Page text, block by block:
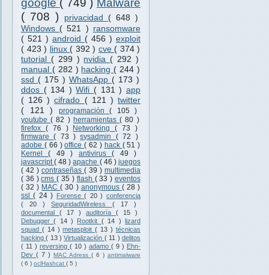
google ( 749 ) Malware
( 708 )
privacidad ( 648 )
Windows ( 521 ) ransomware
( 521 ) android ( 456 ) exploit
( 423 ) linux ( 392 ) cve ( 374 )
tutorial ( 299 ) nvidia ( 292 )
manual ( 282 ) hacking ( 244 )
ssd ( 175 ) WhatsApp ( 173 )
ddos ( 134 )Wifi ( 131 ) app
( 126 )cifrado ( 121 )twitter
( 121 ) programación( 105 )
youtube( 82 ) herramientas( 80 )
firefox ( 76 ) Networking( 73 )
firmware( 73 )sysadmin ( 72 )
adobe ( 66 )office( 62 ) hack ( 51 )
Kernel( 49 ) antivirus( 49 )
javascript( 48 )apache ( 46 ) juegos
( 42 ) contraseñas ( 39 ) multimedia
( 36 )cms( 35 ) flash ( 33 )eventos
( 32 ) MAC( 30 ) anonymous ( 28 )
ssl( 24 ) Forense( 20 ) conferencia
( 20 )SeguridadWireless ( 17 )
documental ( 17 ) auditoría ( 15 )
Debugger( 14 ) Rootkit ( 14 ) lizard
squad ( 14 )metasploit( 13 ) técnicas
hacking( 13 )Virtualización ( 11 ) delitos
( 11 ) reversing ( 10 ) adamo ( 9 ) Ehn-
Dev ( 7 ) MAC Adress ( 6 ) antimalware
( 6 ) oclHashcat ( 5 )